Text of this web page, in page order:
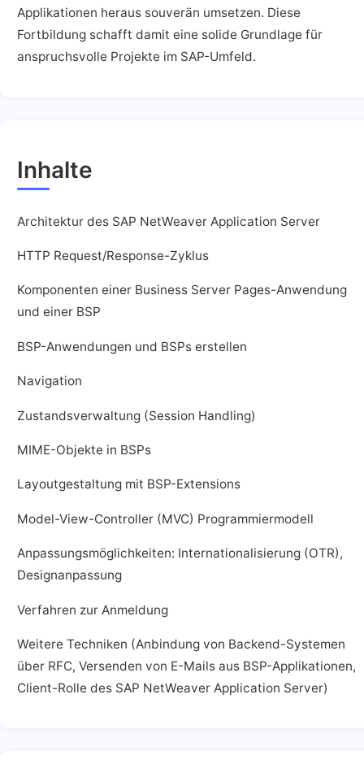
Applikationen heraus souverän umsetzen. Diese
Fortbildung schafft damit eine solide Grundlage für
anspruchsvolle Projekte im SAP-Umfeld.
Inhalte
Architektur des SAP NetWeaver Application Server
HTTP Request/Response-Zyklus
Komponenten einer Business Server Pages-Anwendung
und einer BSP
BSP-Anwendungen und BSPs erstellen
Navigation
Zustandsverwaltung (Session Handling)
MIME-Objekte in BSPs
Layoutgestaltung mit BSP-Extensions
Model-View-Controller (MVC) Programmiermodell
Anpassungsmöglichkeiten: Internationalisierung (OTR),
Designanpassung
Verfahren zur Anmeldung
Weitere Techniken (Anbindung von Backend-Systemen
über RFC, Versenden von E-Mails aus BSP-Applikationen,
Client-Rolle des SAP NetWeaver Application Server)